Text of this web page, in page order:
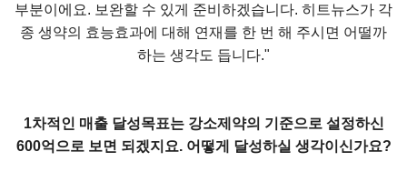
부분이에요. 보완할 수 있게 준비하겠습니다. 히트뉴스가 각
종 생약의 효능효과에 대해 연재를 한 번 해 주시면 어떨까
하는 생각도 듭니다."
1차적인 매출 달성목표는 강소제약의 기준으로 설정하신
600억으로 보면 되겠지요. 어떻게 달성하실 생각이신가요?